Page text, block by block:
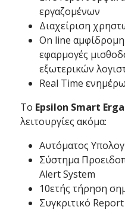
εργαζομένων
Διαχείριση
On line
εφαρμογές
εξωτερικών
Real Time
Το Epsilon Smart
λειτουργίες ακόμα:
Αυτόματος
Σύστημα
Alert System
10ετής τήρηση
Συγκριτικό